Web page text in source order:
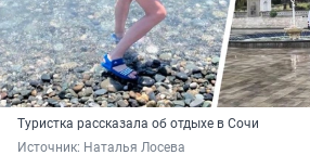
Туристка рассказала об отдыхе в Сочи
Источник: Наталья Лосева